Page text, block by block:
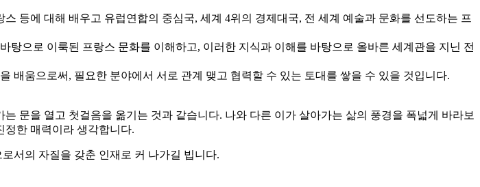
등에 대해 배우고 유럽연합의 중심국, 세계 4위의 경제대국, 전 세계 예술과 문화를 선도하는 프
으로 이룩된 프랑스 문화를 이해하고, 이러한 지식과 이해를 바탕으로 올바른 세계관을 지닌 전
배움으로써, 필요한 분야에서 서로 관계 맺고 협력할 수 있는 토대를 쌓을 수 있을 것입니다.
문을 열고 첫걸음을 옮기는 것과 같습니다. 나와 다른 이가 살아가는 삶의 풍경을 폭넓게 바라보
정한 매력이라 생각합니다.
서의 자질을 갖춘 인재로 커 나가길 빕니다.